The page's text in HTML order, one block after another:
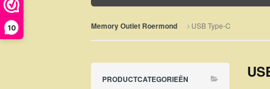
10 Memory Outlet Roermond USB Type-C
PRODUCTCATEGORIEËN